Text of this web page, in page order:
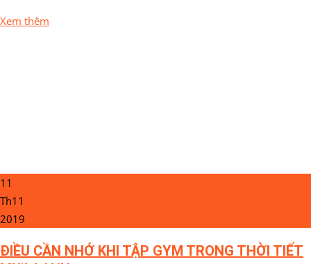
Xem thêm
11
Th11
2019
ĐIỀU CẦN NHỚ KHI TẬP GYM TRONG THỜI TIẾT